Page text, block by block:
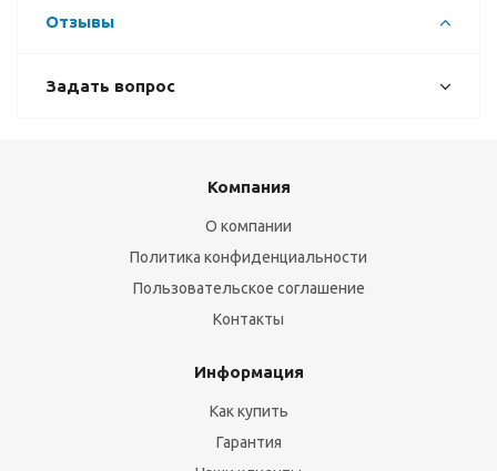
Отзывы
Задать вопрос
Компания
О компании
Политика конфиденциальности
Пользовательское соглашение
Контакты
Информация
Как купить
Гарантия